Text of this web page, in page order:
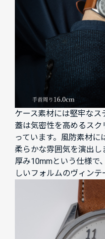
ケース素材には堅牢な
蓋は気密性を高めるス
っています。風防素材に
柔らかな雰囲気を演出し
厚み10mmという仕様で
しいフォルムのヴィンテ